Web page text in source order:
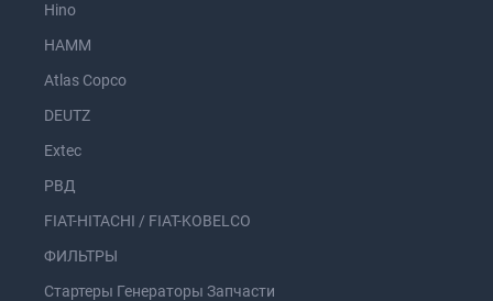
Hino
HAMM
Atlas Copco
DEUTZ
Extec
РВД
FIAT-HITACHI / FIAT-KOBELCO
ФИЛЬТРЫ
Стартеры Генераторы Запчасти